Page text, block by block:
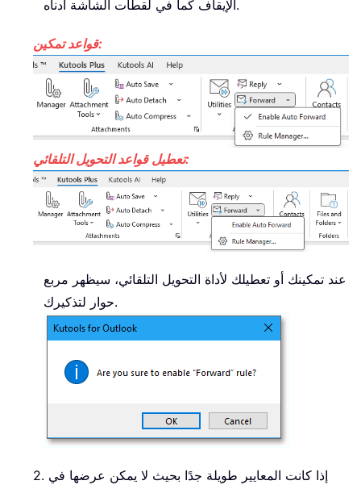
الإيقاف كما في لقطات الشاشة أدناه.
قواعد تمكين:
تعطيل قواعد التحويل التلقائي:
عند تمكينك أو تعطيلك لأداة التحويل التلقائي، سيظهر مربع
حوار لتذكيرك.
2. إذا كانت المعايير طويلة جدًا بحيث لا يمكن عرضها في